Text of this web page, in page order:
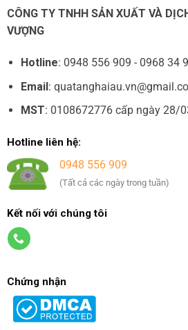
CÔNG TY TNHH SẢN XUẤT VÀ
VƯỢNG
Hotline: 0948 556 909 - 0968 34
Email:
MST: 0108672776 cấp ngày 28/
Hotline liên hệ:
0948 556 909
(Tất cả các ngày trong tuần)
Kết nối với chúng tôi
Chứng nhận